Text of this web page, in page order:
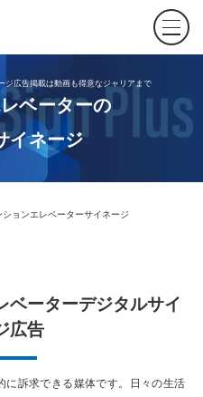
ジ広告掲載は動画も得意なジャリアまで
ベーターの
イネージ
ョンエレベーターサイネージ
ベーターデジタルサイ
広告
に訴求できる媒体です。日々の生活